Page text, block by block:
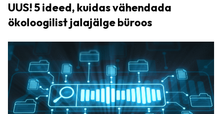
UUS! 5 ideed, kuidas vähendada
ökoloogilist jalajälge büroos